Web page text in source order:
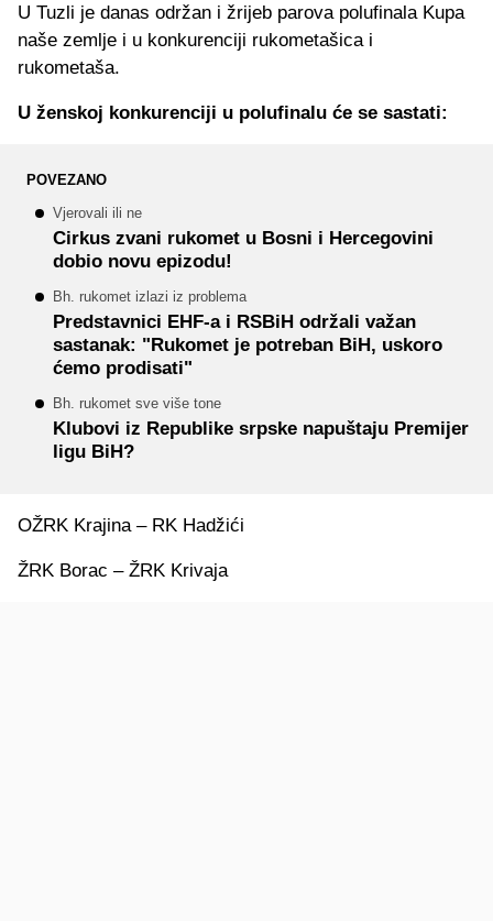
U Tuzli je danas održan i žrijeb parova polufinala Kupa
naše zemlje i u konkurenciji rukometašica i
rukometaša.
U ženskoj konkurenciji u polufinalu će se sastati:
POVEZANO
Vjerovali ili ne
Cirkus zvani rukomet u Bosni i Hercegovini
dobio novu epizodu!
Bh. rukomet izlazi iz problema
Predstavnici EHF-a i RSBiH održali važan
sastanak: "Rukomet je potreban BiH, uskoro
ćemo prodisati"
Bh. rukomet sve više tone
Klubovi iz Republike srpske napuštaju Premijer
ligu BiH?
OŽRK Krajina – RK Hadžići
ŽRK Borac – ŽRK Krivaja